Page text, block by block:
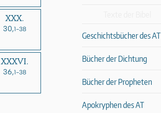
XXX.
30,1-38
XXXVI.
36,1-38
Geschichtsbücher des AT
Bücher der Dichtung
Bücher der Propheten
Apokryphen des AT